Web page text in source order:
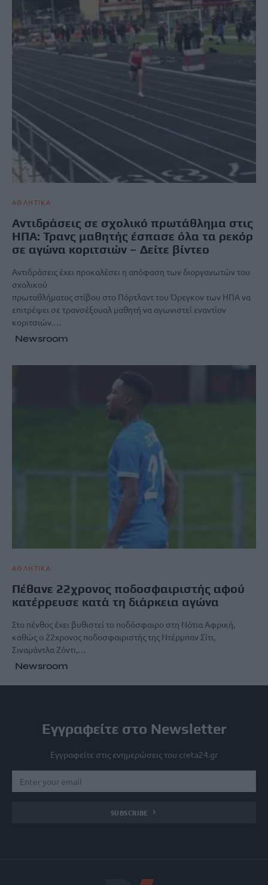
ΑΘΛΗΤΙΚΑ
Αντιδράσεις σε σχολικό πρωτάθλημα στις
ΗΠΑ: Τρανς μαθητής έσπασε όλα τα ρεκόρ
σε αγώνα κοριτσιών – Δείτε βίντεο
Αντιδράσεις έχει προκαλέσει η απόφαση των διοργανωτών του
σχολικού
πρωταθλήματος στίβου στο Πόρτλαντ του Όρεγκον των ΗΠΑ να
επιτρέψει σε τρανσέξουαλ μαθητή να αγωνιστεί εναντίον
κοριτσιών.…
Newsroom
ΑΘΛΗΤΙΚΑ
Πέθανε 22χρονος ποδοσφαιριστής αφού
κατέρρευσε κατά τη διάρκεια αγώνα
Στο πένθος έχει βυθιστεί το ποδόσφαιρο στη Νότια Αφρική,
καθώς ο 22χρονος ποδοσφαιριστής της Ντέρμπαν Σίτι,
Σιναμάντλα Ζόντι,…
Newsroom
Εγγραφείτε στο Newsletter
Εγγραφείτε στις ενημερώσεις του creta24.gr
SUBSCRIBE